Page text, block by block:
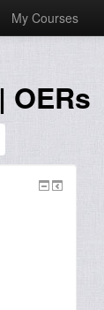
My Courses
OERs